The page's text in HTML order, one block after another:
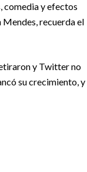
comedia y efectos
Mendes, recuerda el
y Twitter no
su crecimiento, y